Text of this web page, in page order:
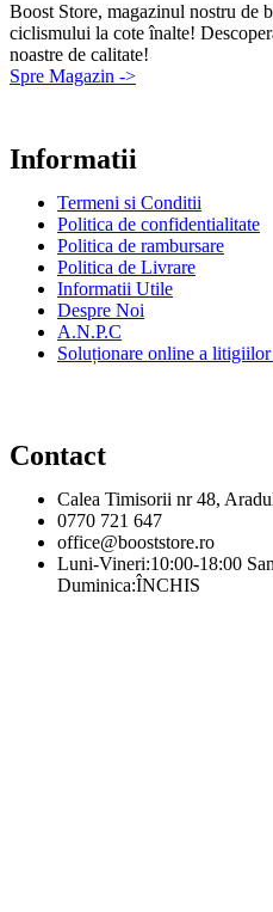
Boost Store, magazinul nostru de
ciclismului la cote înalte!
noastre de calitate!
Spre Magazin ->
Informatii
Termeni si Conditii
Politica de confidentialitate
Politica de rambursare
Politica de Livrare
Informatii Utile
Despre Noi
A.N.P.C
Soluționare online a
Contact
Calea Timisorii nr 48,
0770 721 647
office@booststore.ro
Luni-Vineri:10:00-18:00
Duminica:ÎNCHIS